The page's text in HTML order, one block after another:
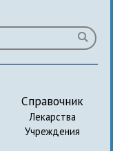
Справочник
Лекарства
Учреждения